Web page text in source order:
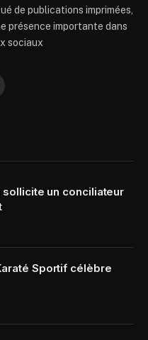
de publications imprimées,
présence importante dans
sociaux
sollicite un conciliateur
Sportif célèbre